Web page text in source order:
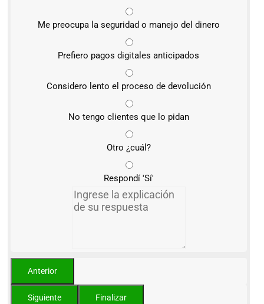
Me preocupa la seguridad o manejo del dinero
Prefiero pagos digitales anticipados
Considero lento el proceso de devolución
No tengo clientes que lo pidan
Otro ¿cuál?
Respondí 'Sí'